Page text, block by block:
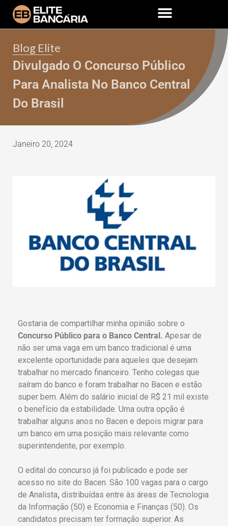
Blog Elite
Divulgado O Concurso Público
Para Analista No Banco Central
Do Brasil
Janeiro 20, 2024
Gostaria de compartilhar minha opinião sobre o
Concurso Público para o Banco Central. Apesar de
não ser uma vaga em um banco tradicional é uma
excelente oportunidade para aqueles que desejam
trabalhar no mercado financeiro. Tenho colegas que
saíram do banco e foram trabalhar no Bacen e estão
super bem. Além do salário inicial de R$ 21 mil existe
o benefício da estabilidade. Uma outra opção é
trabalhar alguns anos no Bacen e depois migrar para
um banco em uma posição mais relevante como
superintendente, por exemplo.
O edital do concurso já foi publicado e pode ser
acesso no site do Bacen. São 100 vagas para o cargo
de Analista, distribuídas entre às áreas de Tecnologia
da Informação (50) e Economia e Finanças (50). Os
candidatos precisam ter formação superior. As